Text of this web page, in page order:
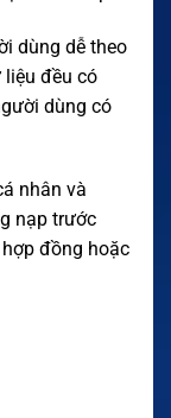
dùng dễ theo
liệu đều có
dùng có
nhân và
nạp trước
đồng hoặc